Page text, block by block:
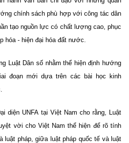
chính sách phù hợp với công tác dân
tạo nguồn lực có chất lượng cao, phục
hóa - hiện đại hóa đất nước.
Luật Dân số nhằm thể hiện định hướng
đoạn mới dựa trên các bài học kinh
diện UNFA tại Việt Nam cho rằng, Luật
vời cho Việt Nam thể hiện để rõ tính
luật pháp, giữa luật pháp quốc tế và luật